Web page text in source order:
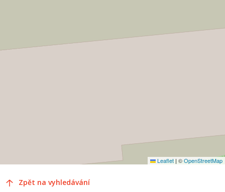
Leaflet | ©OpenStreetMap
Zpět na vyhledávání